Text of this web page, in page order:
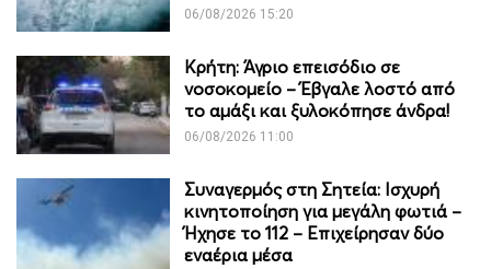
06/08/2026 15:20
Κρήτη: Άγριο επεισόδιο σε
νοσοκομείο – Έβγαλε λοστό από
το αμάξι και ξυλοκόπησε άνδρα!
06/08/2026 11:00
Συναγερμός στη Σητεία: Ισχυρή
κινητοποίηση για μεγάλη φωτιά –
Ήχησε το 112 – Επιχείρησαν δύο
εναέρια μέσα